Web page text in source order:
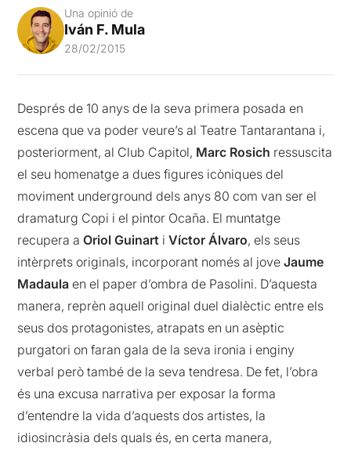
Una opinió de
Iván F. Mula
28/02/2015
Després de 10 anys de la seva primera posada en
escena que va poder veure’s al Teatre Tantarantana i,
posteriorment, al Club Capitol, Marc Rosich ressuscita
el seu homenatge a dues figures icòniques del
moviment underground dels anys 80 com van ser el
dramaturg Copi i el pintor Ocaña. El muntatge
recupera aOriol Guinart iVíctor Álvaro, els seus
intèrprets originals, incorporant només al joveJaume
Madaula en el paper d’ombra de Pasolini. D’aquesta
manera, reprèn aquell original duel dialèctic entre els
seus dos protagonistes, atrapats en un asèptic
purgatori on faran gala de la seva ironia i enginy
verbal però també de la seva tendresa. De fet, l’obra
és una excusa narrativa per exposar la forma
d’entendre la vida d’aquests dos artistes, la
idiosincràsia dels quals és, en certa manera,